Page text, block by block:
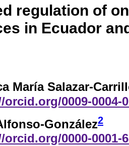
regulation of
in Ecuador
María Salazar-
0009-0004-
González2
0000-0001-